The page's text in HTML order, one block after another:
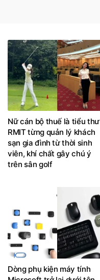
Nữ cán bộ thuế là tiểu thư
RMIT từng quản lý khách
sạn gia đình từ thời sinh
viên, khí chất gây chú ý
trên sân golf
Dòng phụ kiện máy tính